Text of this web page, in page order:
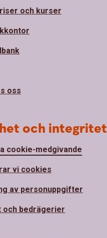
och kurser
oss
och integritet
cookie-medgivande
vi cookies
av personuppgifter
och bedrägerier